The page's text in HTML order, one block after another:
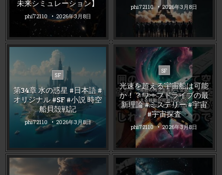
未来シミュレーション】
phi72110 2026年3月8日
phi72110 2026年3月8日
Posted
in
SF
第34章 水の惑星 #日本語 #
オリジナル #SF #小説 時空
船貝殻戦記
phi72110 2026年3月8日
Posted
in
SF
光速を超える宇宙船は可能
か！？ワープドライブの最
新理論 #ミステリー #宇宙
#宇宙探査
phi72110 2026年3月8日